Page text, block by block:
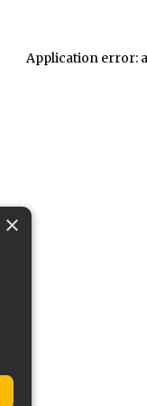
Application error:
×